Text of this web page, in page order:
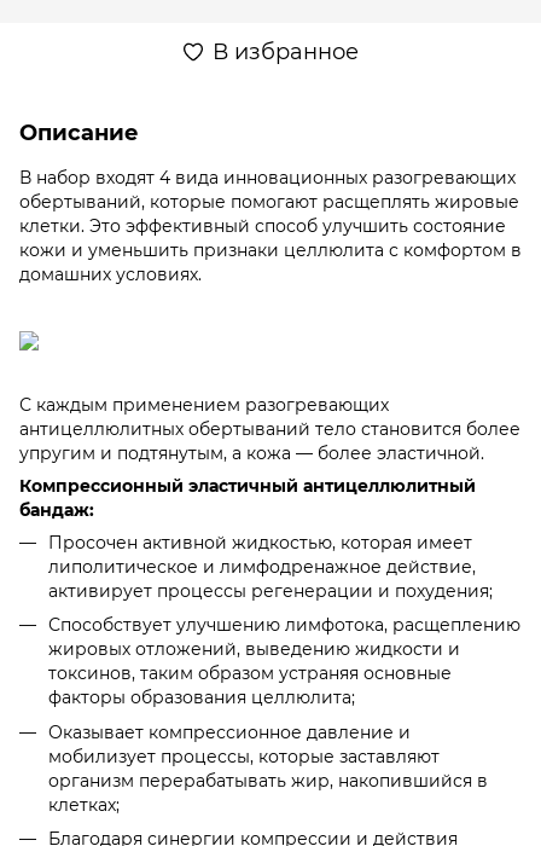
В избранное
Описание
В набор входят 4 вида инновационных разогревающих
обертываний, которые помогают расщеплять жировые
клетки. Это эффективный способ улучшить состояние
кожи и уменьшить признаки целлюлита с комфортом в
домашних условиях.
С каждым применением разогревающих
антицеллюлитных обертываний тело становится более
упругим и подтянутым, а кожа — более эластичной.
Компрессионный эластичный антицеллюлитный
бандаж:
Просочен активной жидкостью, которая имеет
липолитическое и лимфодренажное действие,
активирует процессы регенерации и похудения;
Способствует улучшению лимфотока, расщеплению
жировых отложений, выведению жидкости и
токсинов, таким образом устраняя основные
факторы образования целлюлита;
Оказывает компрессионное давление и
мобилизует процессы, которые заставляют
организм перерабатывать жир, накопившийся в
клетках;
Благодаря синергии компрессии и действия